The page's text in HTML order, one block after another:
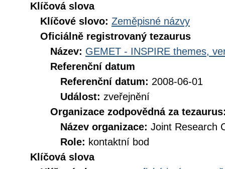
Klíčová slova
Klíčové slovo: Zeměpisné názvy
Oficiálně registrovaný tezaurus
Název: GEMET - INSPIRE themes,
Referenční datum
Referenční datum: 2008-06-01
Událost: zveřejnění
Organizace zodpovědná za
Název organizace: Joint Research
Role: kontaktní bod
Klíčová slova